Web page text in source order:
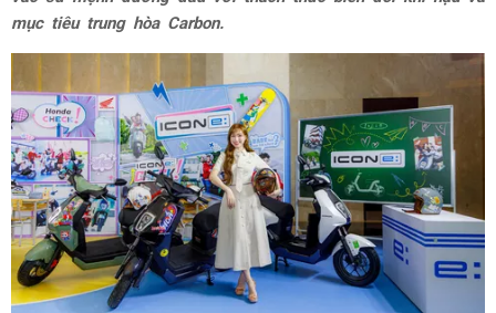
mục tiêu trung hòa Carbon.